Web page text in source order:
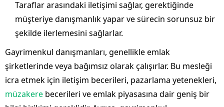
Taraflar arasındaki iletişimi sağlar, gerektiğinde
müşteriye danışmanlık yapar ve sürecin sorunsuz bir
şekilde ilerlemesini sağlarlar.
Gayrimenkul danışmanları, genellikle emlak
şirketlerinde veya bağımsız olarak çalışırlar. Bu mesleği
icra etmek için iletişim becerileri, pazarlama yetenekleri,
müzakere becerileri ve emlak piyasasına dair geniş bir